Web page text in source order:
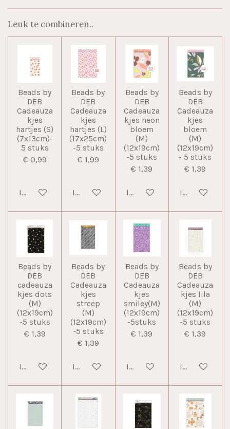
Leuk te combineren..
Beads by
DEB
Cadeauza
kjes
hartjes (S)
(7x13cm)-
5 stuks
€ 0,99
In winkelwagen
Beads by
DEB
Cadeauza
kjes
hartjes (L)
(17x25cm)
-5 stuks
€ 1,99
In winkelwagen
Beads by
DEB
Cadeauza
kjes neon
bloem
(M)
(12x19cm)
-5 stuks
€ 1,39
In winkelwagen
Beads by
DEB
Cadeauza
kjes
bloem
(M)
(12x19cm)
- 5 stuks
€ 1,39
In
Beads by
DEB
cadeauza
kjes dots
(M)
(12x19cm)
-5 stuks
€ 1,39
In winkelwagen
Beads by
DEB
Cadeauza
kjes
streep
(M)
(12x19cm)
-5 stuks
€ 1,39
In winkelwagen
Beads by
DEB
Cadeauza
kjes
smiley(M)
(12x19cm)
-5stuks
€ 1,39
In winkelwagen
Beads by
DEB
Cadeauza
kjes lila
(M)
(12x19cm)
-5 stuks
€ 1,39
In